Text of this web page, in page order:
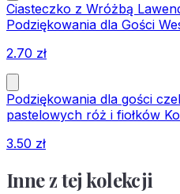
Ciasteczko z Wróżbą
Podziękowania dla Gości
2.70 zł
Podziękowania dla gości
pastelowych róż i fiołków
3.50 zł
Inne z tej kolekcji